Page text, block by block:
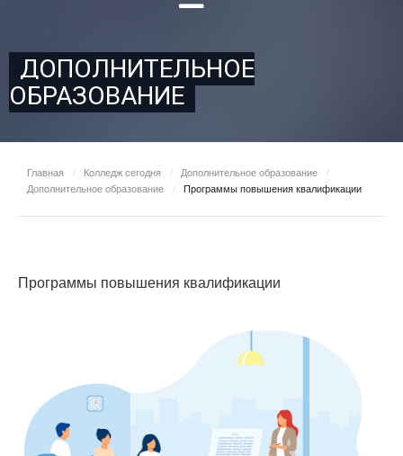
ДОПОЛНИТЕЛЬНОЕ
ОБРАЗОВАНИЕ
Главная / Колледж сегодня / Дополнительное образование
/
Дополнительное образование
/ Программы повышения квалификации
Программы повышения квалификации